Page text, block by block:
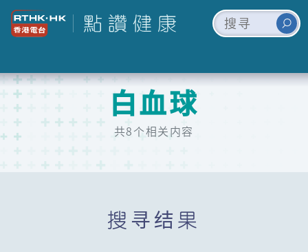
白血球
共8个相关内容
搜寻结果